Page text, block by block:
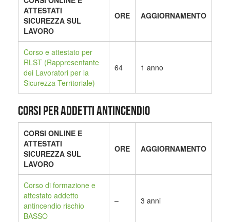
ATTESTATI
SICUREZZA SUL
LAVORO
ORE AGGIORNAMENTO
Corso e attestato per
RLST (Rappresentante
dei Lavoratori per la
Sicurezza Territoriale)
64 1 anno
CORSI PER ADDETTI ANTINCENDIO
CORSI ONLINE E
ATTESTATI
SICUREZZA SUL
LAVORO
ORE AGGIORNAMENTO
Corso di formazione e
attestato addetto
antincendio rischio
BASSO
– 3 anni